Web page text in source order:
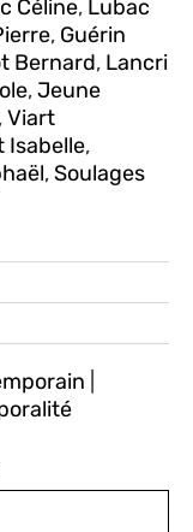
Céline, Lubac
, Guérin
Bernard, Lancri
,Jeune
,Viart
Isabelle,
,Soulages